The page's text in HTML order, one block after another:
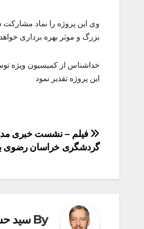
وی این پروژه را نماد
بزرگ و موثر بهره برداری
خداشناس از کمیسیون ویژه
این پروژه تقدیر نمود
راهبری
نوشته
فیلم – نشست خبری
گردشگری خراسان رضوی
By سید